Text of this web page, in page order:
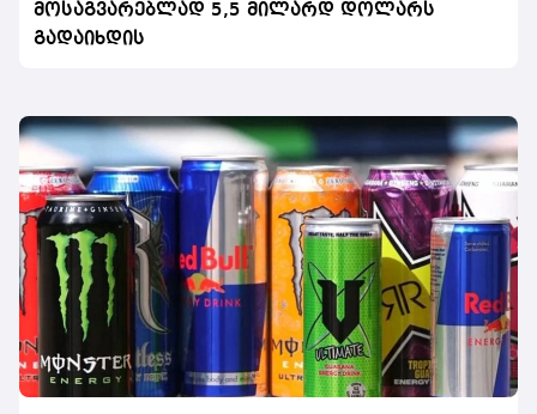
მოსაგვარებლად 5,5 მილარდ დოლარს
გადაიხდის